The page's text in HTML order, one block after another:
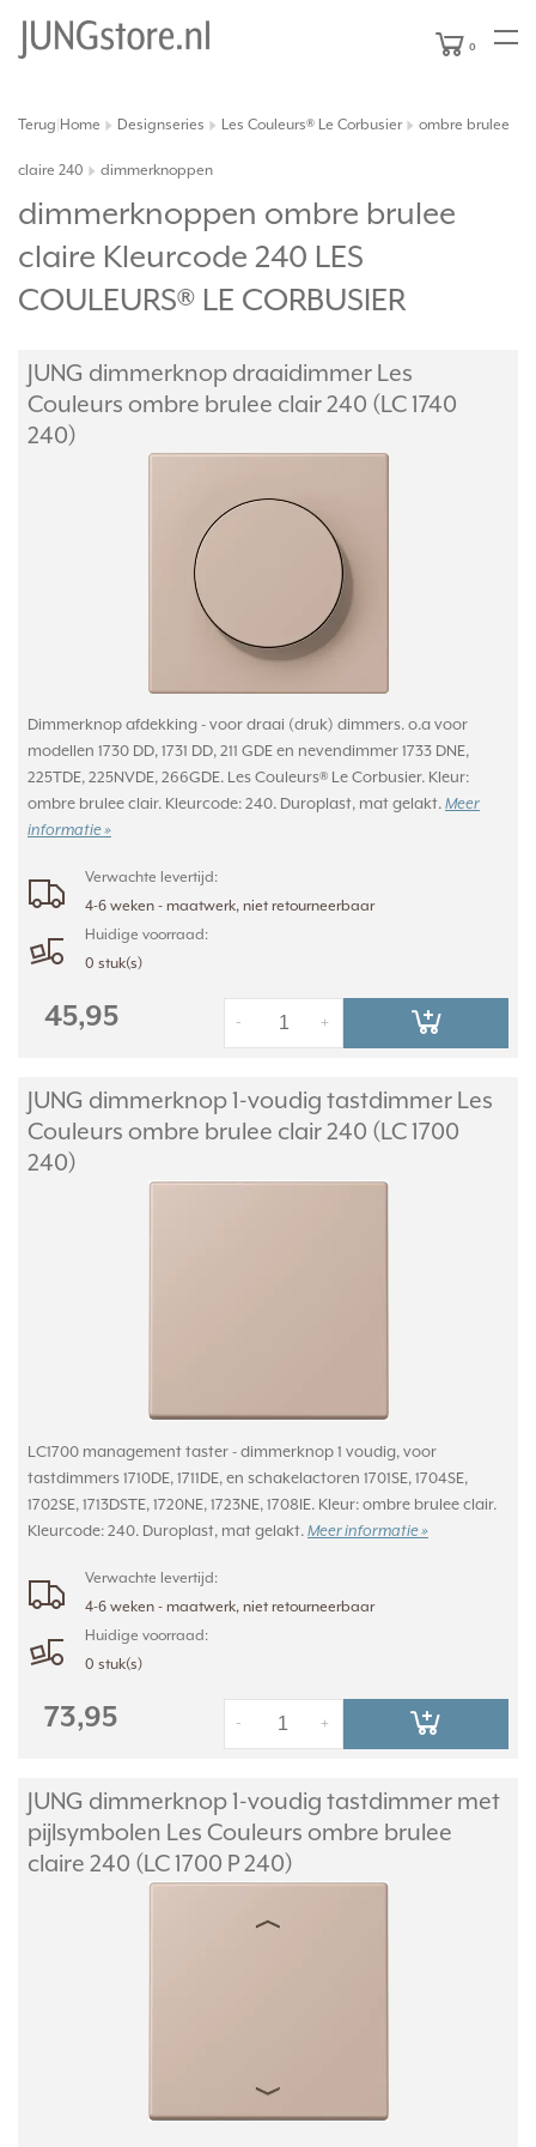
0
Terug Home Designseries Les Couleurs® Le Corbusier ombre brulee
claire 240 dimmerknoppen
dimmerknoppen ombre brulee
claire Kleurcode 240 LES
COULEURS® LE CORBUSIER
JUNG dimmerknop draaidimmer Les
Couleurs ombre brulee clair 240 (LC 1740
240)
Dimmerknop afdekking - voor draai (druk) dimmers. o.a voor
modellen 1730 DD, 1731 DD, 211 GDE en nevendimmer 1733 DNE,
225TDE, 225NVDE, 266GDE. Les Couleurs® Le Corbusier. Kleur:
ombre brulee clair. Kleurcode: 240. Duroplast, mat gelakt. Meer
informatie »
Verwachte levertijd:
4-6 weken - maatwerk, niet retourneerbaar
Huidige voorraad:
0 stuk(s)
45,95 +
-
JUNG dimmerknop 1-voudig tastdimmer Les
Couleurs ombre brulee clair 240 (LC 1700
240)
LC1700 management taster - dimmerknop 1 voudig, voor
tastdimmers 1710DE, 1711DE, en schakelactoren 1701SE, 1704SE,
1702SE, 1713DSTE, 1720NE, 1723NE, 1708IE. Kleur: ombre brulee clair.
Kleurcode: 240. Duroplast, mat gelakt. Meer informatie »
Verwachte levertijd:
4-6 weken - maatwerk, niet retourneerbaar
Huidige voorraad:
0 stuk(s)
73,95 +
-
JUNG dimmerknop 1-voudig tastdimmer met
pijlsymbolen Les Couleurs ombre brulee
claire 240 (LC 1700 P 240)